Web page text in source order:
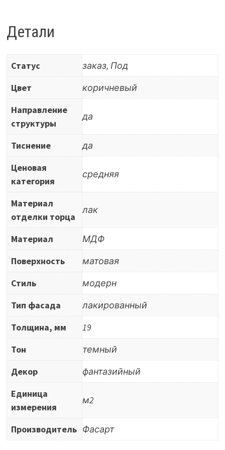
матовый
открытопористый,
1
ст,
цвет
Эбен
Малави
Детали
Статус
заказ, Под
Цвет
коричневый
Направление
структуры
да
Тиснение
да
Ценовая
категория
средняя
Материал
отделки торца
лак
Материал
МДФ
Поверхность
матовая
Стиль
модерн
Тип фасада
лакированный
Толщина, мм
19
Тон
темный
Декор
фантазийный
Единица
измерения
м2
Производитель Фасарт